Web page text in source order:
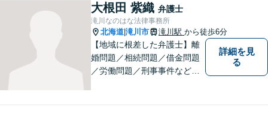
大根田 紫織 弁護士
滝川なのはな法律事務所
北海道 滝川市 滝川駅 から徒歩6分
【地域に根差した弁護士】離
婚問題／相続問題／借金問題
／労働問題／刑事事件など、
詳細を見
る